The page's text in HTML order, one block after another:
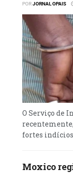
PORJORNAL OPAIS
O Serviço de
fortes
Moxico